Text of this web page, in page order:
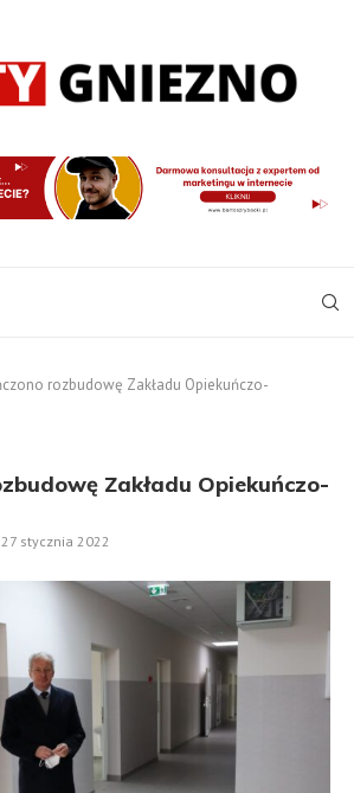
rozbudowę Zakładu Opiekuńczo-
Zakładu Opiekuńczo-
27 stycznia 2022